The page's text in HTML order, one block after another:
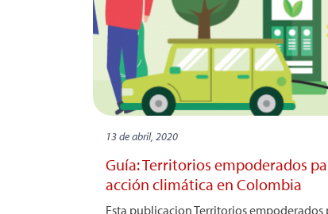
13 de abril, 2020
Guía: Territorios empoderados
acción climática en Colombia
Esta publicacion Territorios empoderados